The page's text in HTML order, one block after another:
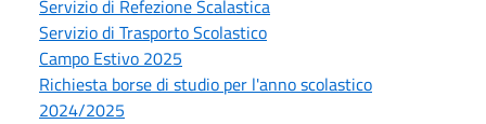
Servizio di Refezione Scalastica
Servizio di Trasporto Scolastico
Campo Estivo 2025
Richiesta borse di studio per l'anno scolastico
2024/2025